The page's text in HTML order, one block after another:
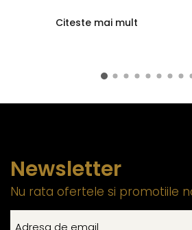
Citeste mai mult
Newsletter
Nu rata ofertele si promotiile